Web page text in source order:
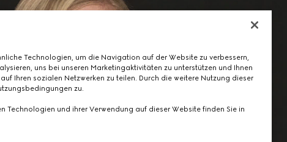
Technologien, um die Navigation auf der Website zu verbessern,
uns bei unseren Marketingaktivitäten zu unterstützen und Ihnen
Ihren sozialen Netzwerken zu teilen. Durch die weitere Nutzung dieser
zu.
Technologien und ihrer Verwendung auf dieser Website finden Sie in